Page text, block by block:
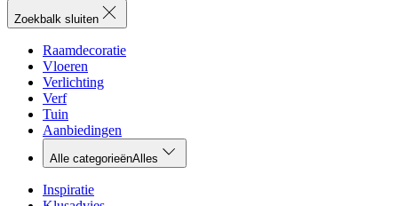
Zoekbalk sluiten
Raamdecoratie
Vloeren
Verlichting
Verf
Tuin
Aanbiedingen
Alle categorieënAlles
Inspiratie